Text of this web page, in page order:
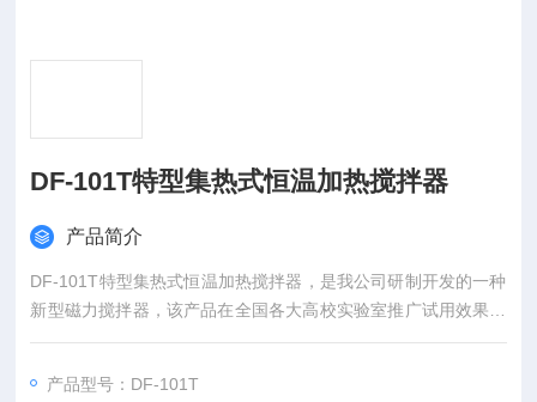
DF-101T特型集热式恒温加热搅拌器
产品简介
DF-101T特型集热式恒温加热搅拌器，是我公司研制开发的一种
新型磁力搅拌器，该产品在全国各大高校实验室推广试用效果良
好，深受用户好评。
产品型号：DF-101T